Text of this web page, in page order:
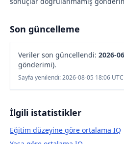
Son güncelleme
Veriler son güncellendi: 2026-
gönderimi).
Sayfa yenilendi: 2026-08-05 18:06
İlgili istatistikler
Eğitim düzeyine göre ortalama IQ